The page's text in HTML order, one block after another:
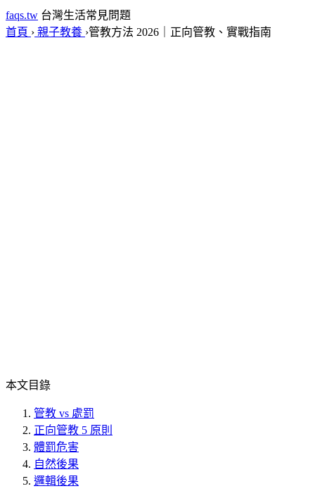
faqs.tw 台灣生活常見問題
首頁 › 親子教養 ›管教方法 2026｜正向管教、實戰指南
本文目錄
管教 vs 處罰
正向管教 5 原則
體罰危害
自然後果
邏輯後果